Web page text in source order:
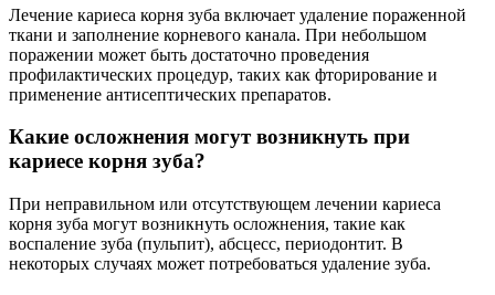
Лечение кариеса корня зуба включает удаление пораженной
ткани и заполнение корневого канала. При небольшом
поражении может быть достаточно проведения
профилактических процедур, таких как фторирование и
применение антисептических препаратов.
Какие осложнения могут возникнуть при
кариесе корня зуба?
При неправильном или отсутствующем лечении кариеса
корня зуба могут возникнуть осложнения, такие как
воспаление зуба (пульпит), абсцесс, периодонтит. В
некоторых случаях может потребоваться удаление зуба.